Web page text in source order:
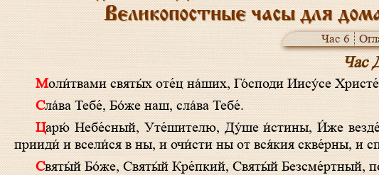
Великопостные часы для
Час 6
Час
Моли́твами святы́х оте́ц на́ших, Го́споди Иису́се
Сла́ва Тебе́, Бо́же наш, сла́ва Тебе́.
Царю́ Небе́сный, Уте́шителю, Ду́ше и́стины, И́же везде́ сый и вся исполня́яй, Сокро́вище благи́х и жи́зни Пода́телю,
прииди́ и всели́ся в ны, и очи́сти ны от вся́кия скве́рны, и
Святы́й Бо́же, Святы́й Кре́пкий, Святы́й Безсме́ртный,